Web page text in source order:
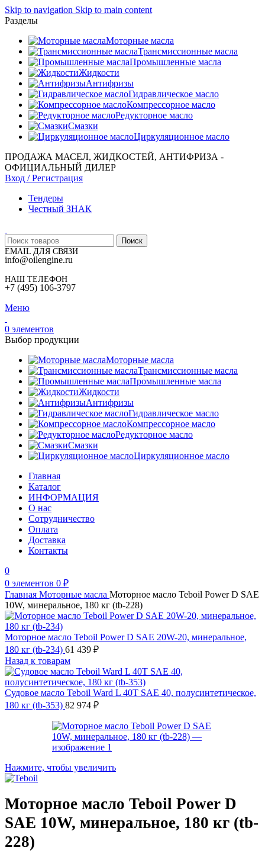
Skip to navigation Skip to main content
Разделы
Моторные масла
Трансмиссионные масла
Промышленные масла
Жидкости
Антифризы
Гидравлическое масло
Компрессорное масло
Редукторное масло
Смазки
Циркуляционное масло
ПРОДАЖА МАСЕЛ, ЖИДКОСТЕЙ, АНТИФРИЗА -
ОФИЦИАЛЬНЫЙ ДИЛЕР
Вход / Регистрация
Тендеры
Честный ЗНАК
Поиск
EMAIL ДЛЯ СВЯЗИ
info@oilengine.ru
НАШ ТЕЛЕФОН
+7 (495) 106-3797
Меню
0 элементов
Выбор продукции
Моторные масла
Трансмиссионные масла
Промышленные масла
Жидкости
Антифризы
Гидравлическое масло
Компрессорное масло
Редукторное масло
Смазки
Циркуляционное масло
Главная
Каталог
ИНФОРМАЦИЯ
О нас
Сотрудничество
Оплата
Доставка
Контакты
0
0 элементов 0 ₽
Главная Моторные масла Моторное масло Teboil Power D SAE
10W, минеральное, 180 кг (tb-228)
Моторное масло Teboil Power D SAE 20W-20, минеральное,
180 кг (tb-234) 61 439 ₽
Назад к товарам
Судовое масло Teboil Ward L 40T SAE 40, полусинтетическое,
180 кг (tb-353) 82 974 ₽
Нажмите, чтобы увеличить
Моторное масло Teboil Power D
SAE 10W, минеральное, 180 кг (tb-
228)